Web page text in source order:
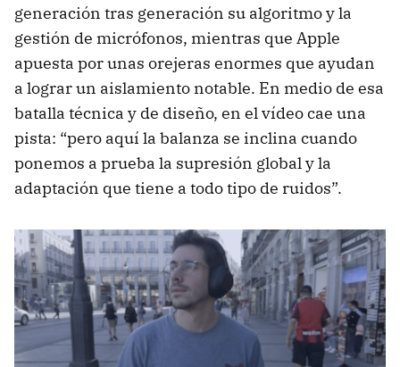
generación tras generación su algoritmo y la
gestión de micrófonos, mientras que Apple
apuesta por unas orejeras enormes que ayudan
a lograr un aislamiento notable. En medio de esa
batalla técnica y de diseño, en el vídeo cae una
pista: “pero aquí la balanza se inclina cuando
ponemos a prueba la supresión global y la
adaptación que tiene a todo tipo de ruidos”.